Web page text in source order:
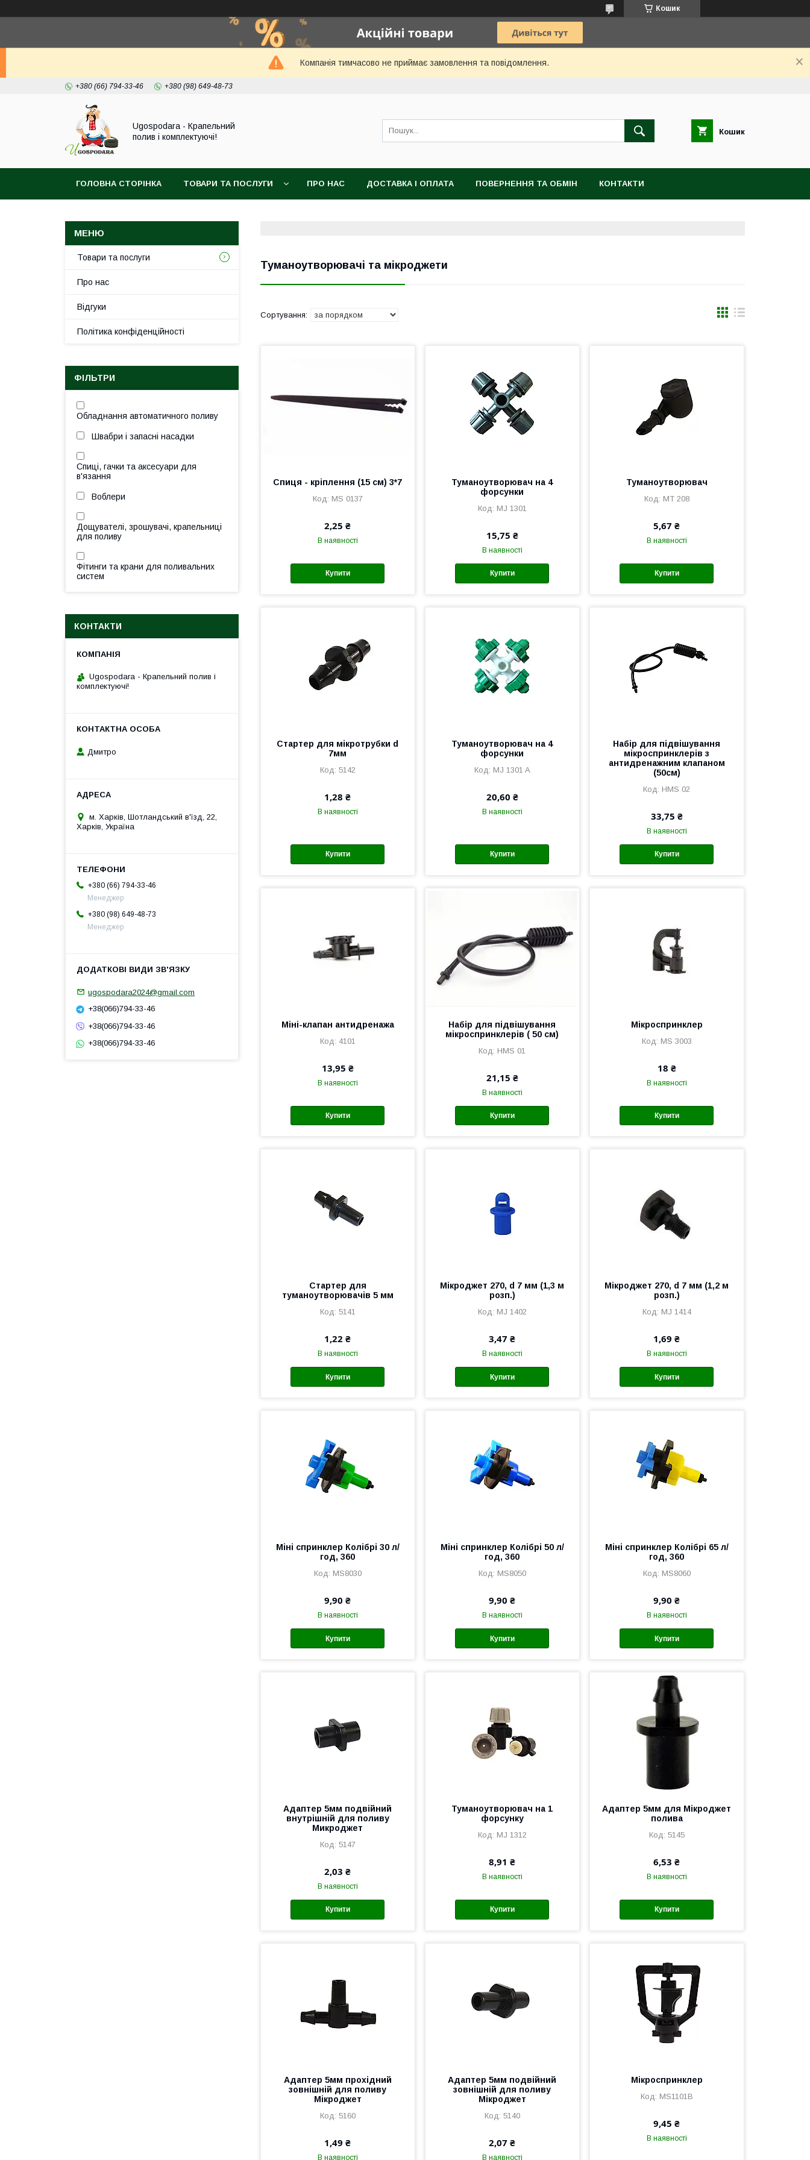
Кошик
Компанія тимчасово не приймає замовлення та повідомлення.
+380 (66) 794-33-46 +380 (98) 649-48-73
Ugospodara - Крапельний
полив і комплектуючі!
Кошик
ГОЛОВНА СТОРІНКА ТОВАРИ ТА ПОСЛУГИ ПРО НАС ДОСТАВКА І ОПЛАТА ПОВЕРНЕННЯ ТА ОБМІН КОНТАКТИ
Туманоутворювачі та мікроджети
Спиця - кріплення (15 см) 3*7
MS 0137
2,25 ₴
В наявності
Купити
Туманоутворювач на 4
форсунки
MJ 1301
15,75 ₴
В наявності
Купити
Туманоутворювач
MT 208
5,67 ₴
В наявності
Купити
Стартер для мікротрубки d
7мм
5142
1,28 ₴
В наявності
Купити
Туманоутворювач на 4
форсунки
MJ 1301 A
20,60 ₴
В наявності
Купити
Набір для підвішування
мікроспринклерів з
антидренажним клапаном
(50см)
HMS 02
33,75 ₴
В наявності
Купити
Міні-клапан антидренажа
4101
13,95 ₴
В наявності
Купити
Набір для підвішування
мікроспринклерів ( 50 см)
HMS 01
21,15 ₴
В наявності
Купити
Мікроспринклер
MS 3003
18 ₴
В наявності
Купити
Стартер для
туманоутворювачів 5 мм
5141
1,22 ₴
В наявності
Купити
Мікроджет 270, d 7 мм (1,3 м
розп.)
MJ 1402
3,47 ₴
В наявності
Купити
Мікроджет 270, d 7 мм (1,2 м
розп.)
MJ 1414
1,69 ₴
В наявності
Купити
Міні спринклер Колібрі 30 л/
год, 360
MS8030
9,90 ₴
В наявності
Купити
Міні спринклер Колібрі 50 л/
год, 360
MS8050
9,90 ₴
В наявності
Купити
Міні спринклер Колібрі 65 л/
год, 360
MS8060
9,90 ₴
В наявності
Купити
Адаптер 5мм подвійний
внутрішній для поливу
Микроджет
5147
2,03 ₴
В наявності
Купити
Туманоутворювач на 1
форсунку
MJ 1312
8,91 ₴
В наявності
Купити
Адаптер 5мм для Мікроджет
полива
5145
6,53 ₴
В наявності
Купити
Адаптер 5мм прохідний
зовнішній для поливу
Мікроджет
5160
1,49 ₴
В наявності
Адаптер 5мм подвійний
зовнішній для поливу
Мікроджет
5140
2,07 ₴
В наявності
Мікроспринклер
MS1101B
9,45 ₴
В наявності
Товари та послуги
Про нас
Відгуки
Політика конфіденційності
ФІЛЬТРИ
Обладнання автоматичного поливу
Швабри і запасні насадки
Спиці, гачки та аксесуари для
в'язання
Воблери
Дощувателі, зрошувачі, крапельниці
для поливу
Фітинги та крани для поливальних
систем
КОНТАКТИ
Ugospodara - Крапельний полив і
комплектуючі!
Дмитро
м. Харків, Шотландський в'їзд, 22,
Харків, Україна
+380 (66) 794-33-46
Менеджер
+380 (98) 649-48-73
Менеджер
ugospodara2024@gmail.com
+38(066)794-33-46
+38(066)794-33-46
+38(066)794-33-46